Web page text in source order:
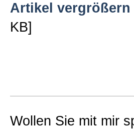
Presse-Lounge
Newsletter
Artikel vergrößern
KB]
Wollen Sie mit mir